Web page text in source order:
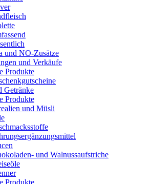
und NO-Zusätze
und Verkäufe
Produkte
Getränke
Produkte
und Müsli
und Walnussaufstriche